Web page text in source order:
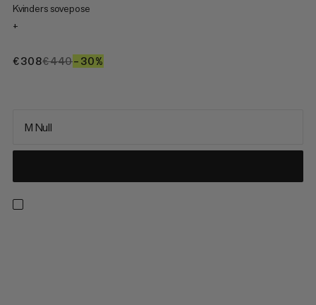
Kvinders sovepose
+
€308€308
€440€440
–30%
M Null